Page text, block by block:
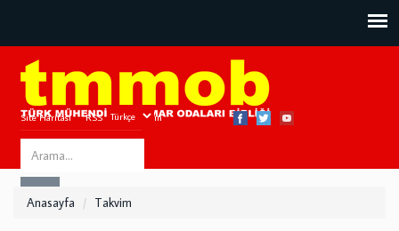
Site Haritası RSS Bize Ulaşın
Search
this
Anasayfa Takvim